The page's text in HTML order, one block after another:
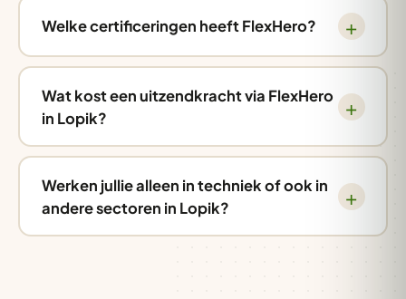
Welke certificeringen heeft FlexHero?
Wat kost een uitzendkracht via FlexHero
in Lopik?
Werken jullie alleen in techniek of ook in
andere sectoren in Lopik?